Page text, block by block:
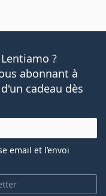
?
abonnant à
cadeau dès
email et l’envoi